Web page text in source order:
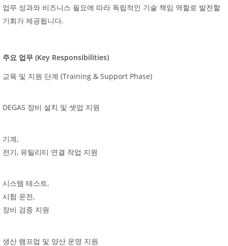
업무 성과와 비즈니스 필요에 따라 독립적인 기술 책임 역할로 발전할
기회가 제공됩니다.
주요 업무 (Key Responsibilities)
교육 및 지원 단계 (Training & Support Phase)
DEGAS 장비 설치 및 셋업 지원
기계,
전기, 유틸리티 연결 작업 지원
시스템 테스트,
시험 운전,
장비 검증 지원
생산 램프업 및 양산 운영 지원